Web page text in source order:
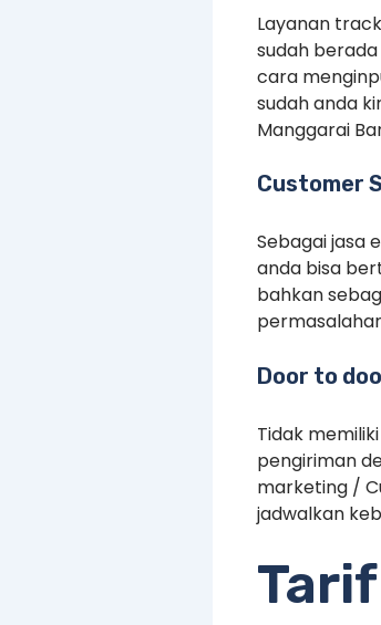
Layanan
sudah
cara
sudah anda
Manggarai
Customer
Sebagai jasa
anda bisa
bahkan
Door to
Tidak
pengiriman
marketing /
jadwalkan